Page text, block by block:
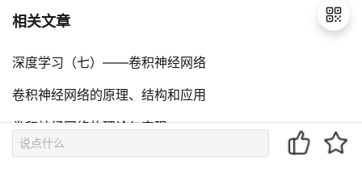
相关文章
深度学习（七）——卷积神经网络
卷积神经网络的原理、结构和应用
卷积神经网络的理论与实现
深度学习算法中的卷积神经网络（Convolutional Neural N